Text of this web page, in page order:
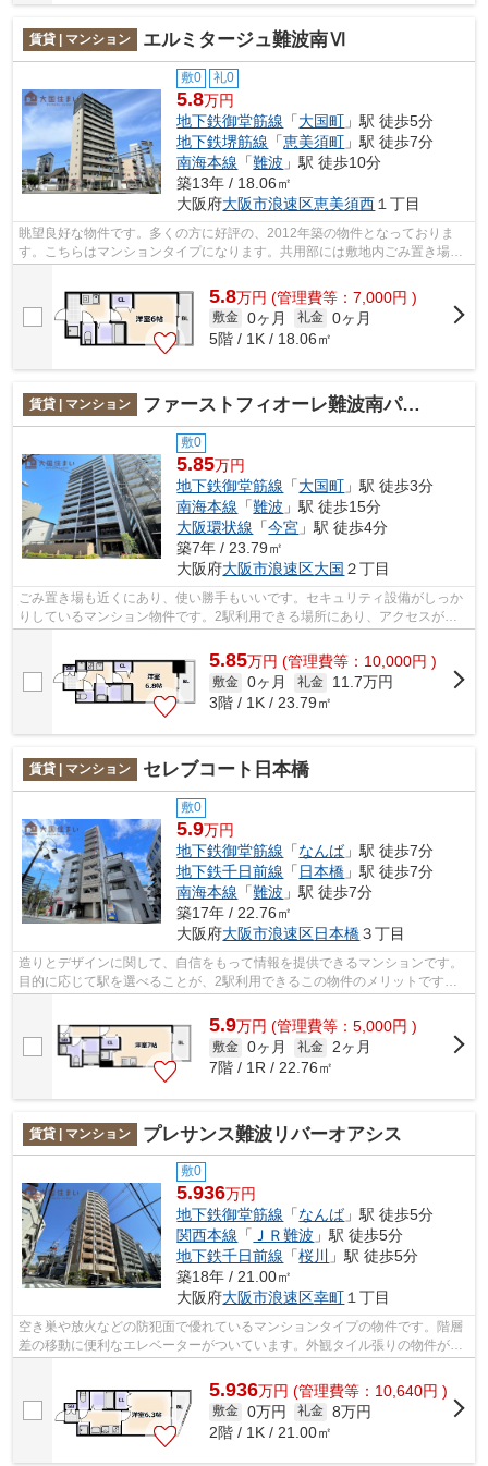
賃貸 | マンション エルミタージュ難波南Ⅵ
敷0 礼0
5.8万円
地下鉄御堂筋線 「大国町 」駅 徒歩5分
地下鉄堺筋線 「恵美須町 」駅 徒歩7分
南海本線 「難波 」駅 徒歩10分
築13年 / 18.06㎡
大阪府大阪市浪速区恵美須西 １丁目
眺望良好な物件です。多くの方に好評の、2012年築の物件となっておりま
す。こちらはマンションタイプになります。共用部には敷地内ごみ置き場・
5.8万円 (管理費等：7,000円 )
敷金 0ヶ月 礼金 0ヶ月
5階 / 1K / 18.06㎡
賃貸 | マンション ファーストフィオーレ難波南パークサイド
敷0
5.85万円
地下鉄御堂筋線 「大国町 」駅 徒歩3分
南海本線 「難波 」駅 徒歩15分
大阪環状線 「今宮 」駅 徒歩4分
築7年 / 23.79㎡
大阪府大阪市浪速区大国 ２丁目
ごみ置き場も近くにあり、使い勝手もいいです。セキュリティ設備がしっか
りしているマンション物件です。2駅利用できる場所にあり、アクセスが便
利です。視力をアップしたい方はこちら...
5.85万円 (管理費等：10,000円 )
敷金 0ヶ月 礼金
11.7万円
3階 / 1K / 23.79㎡
賃貸 | マンション セレブコート日本橋
敷0
5.9万円
地下鉄御堂筋線 「なんば」駅 徒歩7分
地下鉄千日前線 「 日本橋 」駅 徒歩7分
南海本線 「難波 」駅 徒歩7分
築17年 / 22.76㎡
大阪府大阪市浪速区日本橋３丁目
造りとデザインに関して、自信をもって情報を提供できるマンションです。
目的に応じて駅を選べることが、2駅利用できるこの物件のメリットです。
駅徒歩7分に駅が立地する物件なので、...
5.9万円 (管理費等：5,000円 )
敷金 0ヶ月 礼金
2ヶ月
7階 / 1R / 22.76㎡
賃貸 | マンション プレサンス難波リバーオアシス
敷0
5.936万円
地下鉄御堂筋線 「なんば」駅 徒歩5分
関西本線 「 ＪＲ難波 」駅 徒歩5分
地下鉄千日前線 「桜川
」駅 徒歩5分
築18年 / 21.00㎡
大阪府大阪市浪速区幸町１丁目
空き巣や放火などの防犯面で優れているマンションタイプの物件です。階層
差の移動に便利なエレベーターがついています。外観タイル張りの物件が好
5.936万円 (管理費等：10,640円 )
敷金 0万円 礼金 8万円
2階 / 1K / 21.00㎡